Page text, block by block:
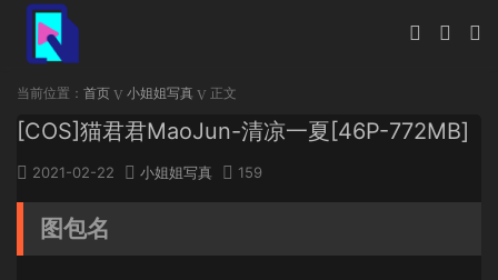
当前位置： 首页 小姐姐写真 正文
[COS]猫君君MaoJun-清凉一夏[46P-772MB]
2021-02-22 小姐姐写真 159
图包名